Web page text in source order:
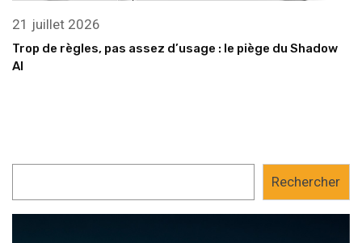
21 juillet 2026
Trop de règles, pas assez d’usage : le piège du Shadow
AI
Rechercher